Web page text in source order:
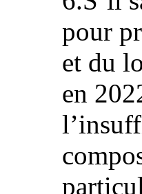
pour
et du
en